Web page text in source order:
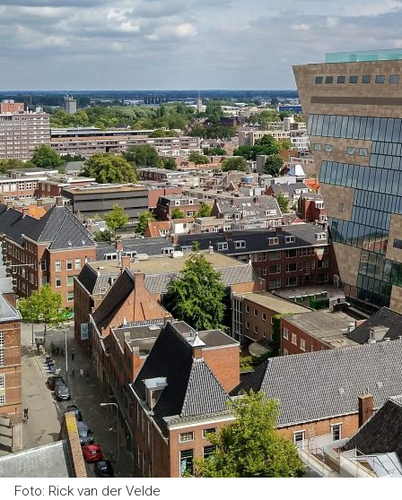
Foto: Rick van der Velde